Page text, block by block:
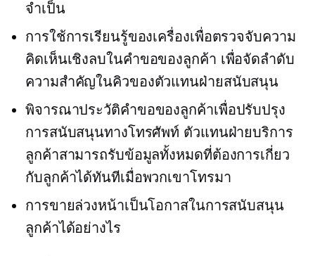
จำเป็น
การใช้การเรียนรู้ของเครื่องเพื่อตรวจจับความ
คิดเห็นเชิงลบในคำขอของลูกค้า เพื่อจัดลำดับ
ความสำคัญในคิวของตัวแทนฝ่ายสนับสนุน
พิจารณาประวัติคำขอของลูกค้าเพื่อปรับปรุง
การสนับสนุนทางโทรศัพท์ ตัวแทนฝ่ายบริการ
ลูกค้าสามารถรับข้อมูลทั้งหมดที่ต้องการเกี่ยว
กับลูกค้าได้ทันทีเมื่อพวกเขาโทรมา
การขายล่วงหน้าเป็นโอกาสในการสนับสนุน
ลูกค้าได้อย่างไร